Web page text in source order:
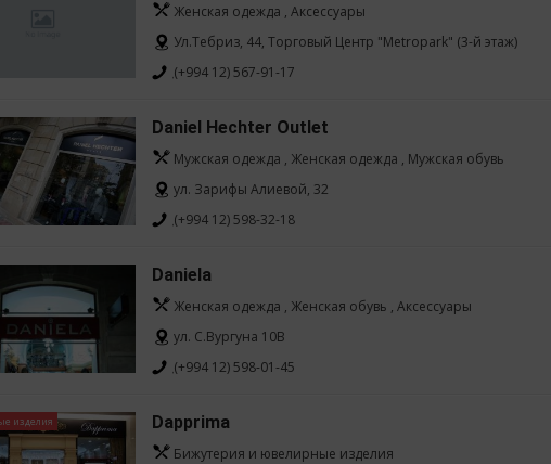
Женская одежда , Аксессуары
Ул.Тебриз, 44, Торговый Центр "Metropark" (3-й этаж)
(+994 12) 567-91-17
Daniel Hechter Outlet
Мужская одежда , Женская одежда , Мужская обувь
ул. Зарифы Алиевой, 32
(+994 12) 598-32-18
Daniela
Женская одежда , Женская обувь , Аксессуары
ул. С.Вургуна 10B
(+994 12) 598-01-45
изделия Dapprima
Бижутерия и ювелирные изделия